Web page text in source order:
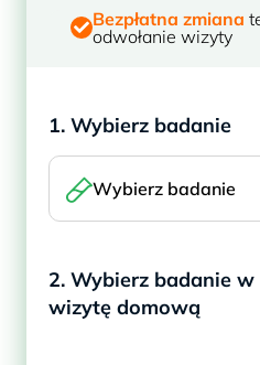
Bezpłatna zmiana
odwołanie wizyty
1. Wybierz badanie
Wybierz badanie
2. Wybierz badanie
wizytę domową